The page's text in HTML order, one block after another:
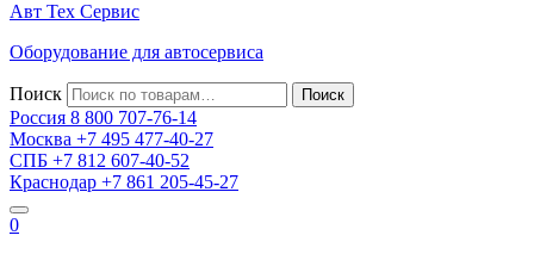
Авт Тех Сервис
Оборудование для автосервиса
Поиск
Россия 8 800 707-76-14
Москва +7 495 477-40-27
СПБ +7 812 607-40-52
Краснодар +7 861 205-45-27
0